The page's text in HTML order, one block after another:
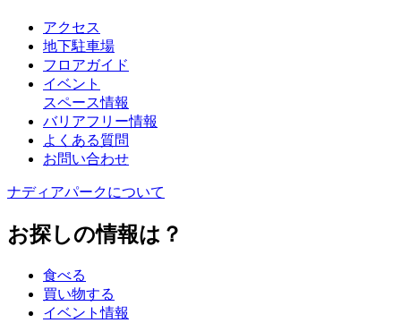
アクセス
地下駐車場
フロアガイド
イベント
スペース情報
バリアフリー情報
よくある質問
お問い合わせ
ナディアパークについて
お探しの情報は？
食べる
買い物する
イベント情報